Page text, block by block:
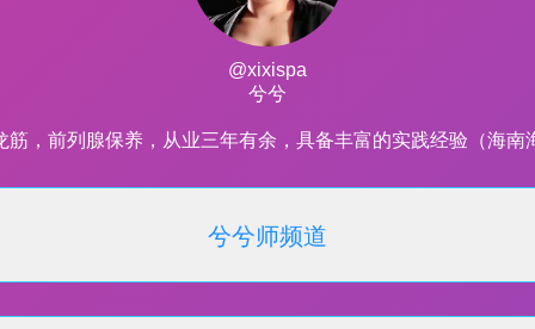
@xixispa
兮兮
筋，前列腺保养，从业三年有余，具备丰富的实践经验（海南
兮兮师频道